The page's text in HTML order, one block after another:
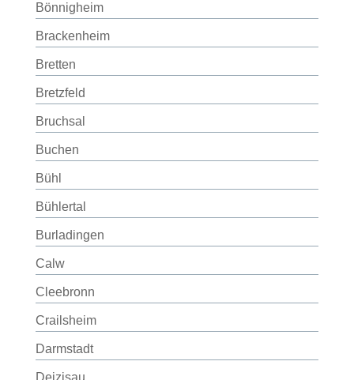
Bönnigheim
Brackenheim
Bretten
Bretzfeld
Bruchsal
Buchen
Bühl
Bühlertal
Burladingen
Calw
Cleebronn
Crailsheim
Darmstadt
Deizisau